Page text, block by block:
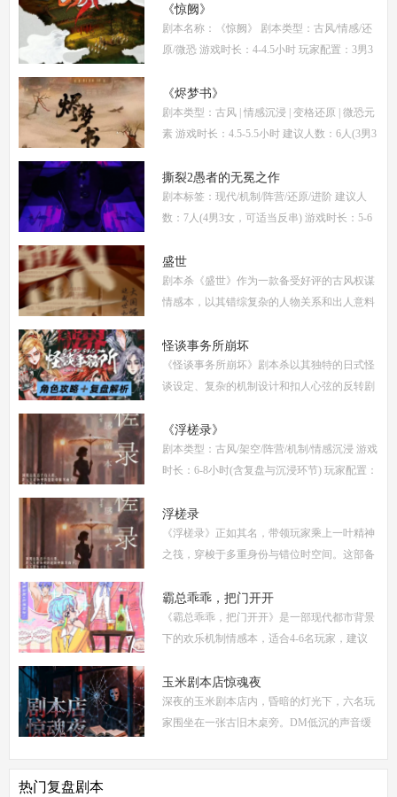
南将从线索流程梳理、角色任务解析、核心诡
计拆
《惊阙》
剧本名称：《惊阙》 剧本类型：古风/情感/还
原/微恐 游戏时长：4-4.5小时 玩家配置：3男3
体验测评内容，复盘答案仅需2步： (1)关注微
信公
《烬梦书》
剧本类型：古风 | 情感沉浸 | 变格还原 | 微恐元
素 游戏时长：4.5-5.5小时 建议人数：6人(3男3
风故事、情感细腻、偏好剧情还原的玩家 《烬
梦
撕裂2愚者的无冕之作
剧本标签：现代/机制/阵营/还原/进阶 建议人
数：7人(4男3女，可适当反串) 游戏时长：5-6
《撕裂2愚者的无冕之作》玩家点评关键词：
机制
盛世
剧本杀《盛世》作为一款备受好评的古风权谋
情感本，以其错综复杂的人物关系和出人意料
供全面的复盘解析，包括角色攻略、关键线索
解
怪谈事务所崩坏
《怪谈事务所崩坏》剧本杀以其独特的日式怪
谈设定、复杂的机制设计和扣人心弦的反转剧
复盘、体验测评、新本攻略、类型时间和玩家
点
《浮槎录》
剧本类型：古风/架空/阵营/机制/情感沉浸 游戏
时长：6-8小时(含复盘与沉浸环节) 玩家配置：
别选择以增强代入感) 适合玩家：适合喜爱深
度
浮槎录
《浮槎录》正如其名，带领玩家乘上一叶精神
之筏，穿梭于多重身份与错位时空间。这部备
精密的机制设计和深刻的人性探讨，在剧本杀
圈
霸总乖乖，把门开开
《霸总乖乖，把门开开》是一部现代都市背景
下的欢乐机制情感本，适合4-6名玩家，建议
争、家族恩怨与情感纠葛，以轻松幽默的笔触
描绘了一
玉米剧本店惊魂夜
深夜的玉米剧本店内，昏暗的灯光下，六名玩
家围坐在一张古旧木桌旁。DM低沉的声音缓
热门复盘剧本